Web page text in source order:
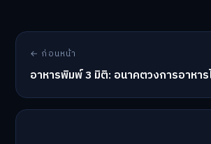
← ก่อนหน้า
อาหารพิมพ์ 3 มิติ: อนาคตวงการอาหา